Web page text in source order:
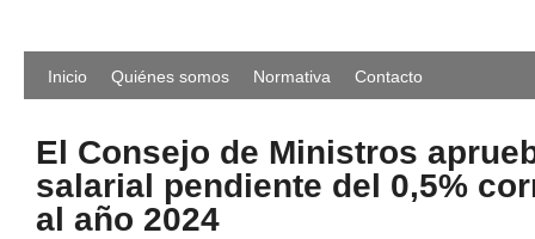
Inicio Quiénes somos Normativa Contacto
El Consejo de Ministros
salarial pendiente del 0,5%
al año 2024